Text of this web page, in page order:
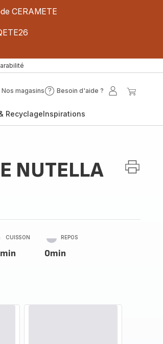
CERAMETE
Nos magasins Besoin d'aide ?
Besoin
?
Mon
RecyclageInspirations
NUTELLA
CUISSON REPOS
0min